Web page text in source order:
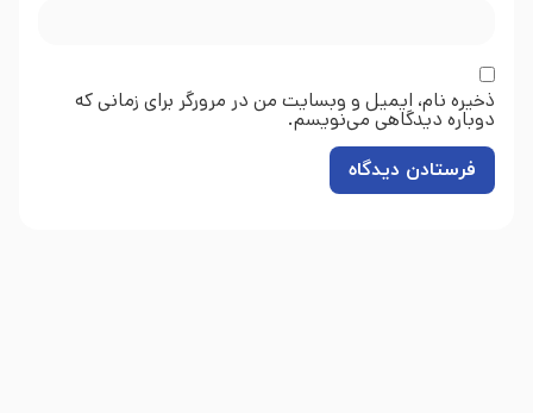
ذخیره نام، ایمیل و وبسایت من در مرورگر برای زمانی که
دوباره دیدگاهی می‌نویسم.